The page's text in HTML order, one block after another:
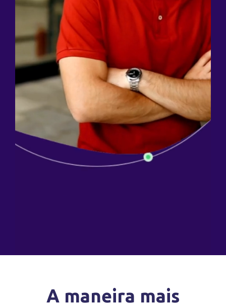
A maneira mais